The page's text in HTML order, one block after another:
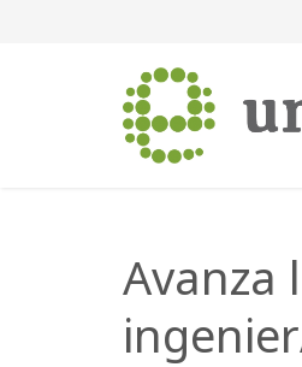
Avanza